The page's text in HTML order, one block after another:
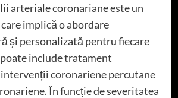
arteriale coronariane este un
implică o abordare
și personalizată pentru fiecare
include tratament
coronariene percutane
În funcție de severitatea